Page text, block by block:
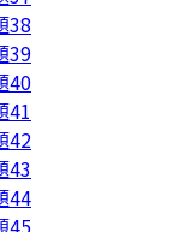
38
39
40
41
42
43
44